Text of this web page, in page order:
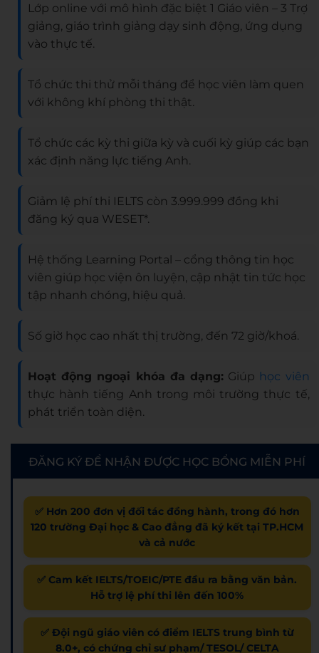
Lớp online với mô hình đặc biệt 1 Giáo viên – 3 Trợ
giảng, giáo trình giảng dạy sinh động, ứng dụng
vào thực tế.
Tổ chức thi thử mỗi tháng để học viên làm quen
với không khí phòng thi thật.
Tổ chức các kỳ thi giữa kỳ và cuối kỳ giúp các bạn
xác định năng lực tiếng Anh.
Giảm lệ phí thi IELTS còn 3.999.999 đồng khi
đăng ký qua WESET*.
Hệ thống Learning Portal – cổng thông tin học
viên giúp học viện ôn luyện, cập nhật tin tức học
tập nhanh chóng, hiệu quả.
Số giờ học cao nhất thị trường, đến 72 giờ/khoá.
Hoạt động ngoại khóa đa dạng: Giúp học viên
thực hành tiếng Anh trong môi trường thực tế,
phát triển toàn diện.
ĐĂNG KÝ ĐỂ NHẬN ĐƯỢC HỌC BỔNG MIỄN PHÍ
✅ Hơn 200 đơn vị đối tác đồng hành, trong đó hơn
120 trường Đại học & Cao đẳng đã ký kết tại TP.HCM
và cả nước
✅ Cam kết IELTS/TOEIC/PTE đầu ra bằng văn bản.
Hỗ trợ lệ phí thi lên đến 100%
✅ Đội ngũ giáo viên có điểm IELTS trung bình từ
8.0+, có chứng chỉ sư phạm/ TESOL/ CELTA